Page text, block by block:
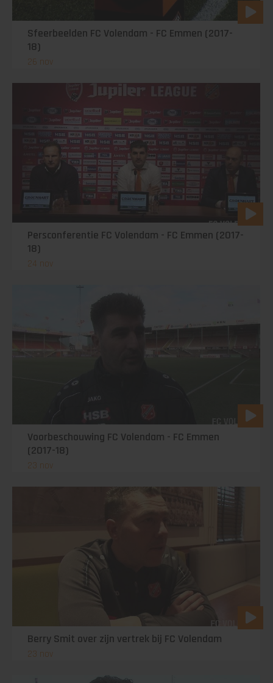
Sfeerbeelden FC Volendam - FC Emmen (2017-
18)
26 nov
Persconferentie FC Volendam - FC Emmen (2017-
18)
24 nov
Voorbeschouwing FC Volendam - FC Emmen
(2017-18)
23 nov
Berry Smit over zijn vertrek bij FC Volendam
23 nov